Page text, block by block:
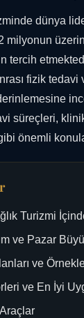
dünya
milyonun
tercih
fizik tedavi
süreçleri,
önemli
Turizmi
ve Pazar
ve
ve En İyi